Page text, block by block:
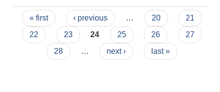
Pages
« first ‹ previous … 20
21
22
23 24 25 26
27
28
… next › last »